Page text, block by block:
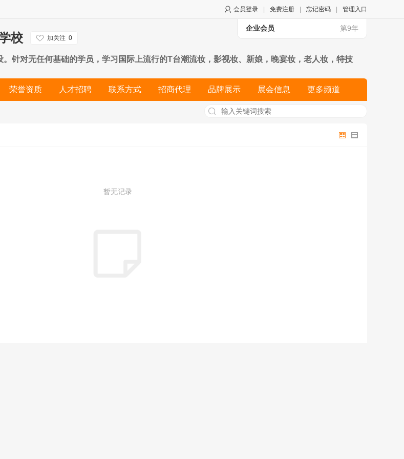
会员登录 免费注册 忘记密码 管理入口
企业会员 第9年
校 加关注 0
针对无任何基础的学员，学习国际上流行的T台潮流妆，影视妆、新娘，晚宴妆，老人妆，特技
置，学员毕业后可全面掌握各项美容技术及美容院经营管理知识，是zui全面的美容培训课程，也是
荣誉资质 人才招聘 联系方式 招商代理 品牌展示 展会信息 更多频道
暂无记录